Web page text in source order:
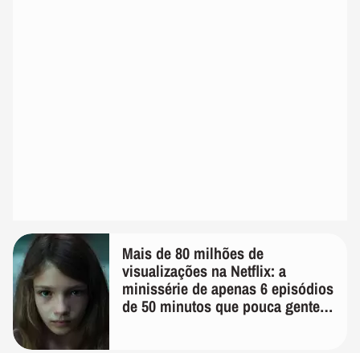
Mais de 80 milhões de
visualizações na Netflix: a
minissérie de apenas 6 episódios
de 50 minutos que pouca gente